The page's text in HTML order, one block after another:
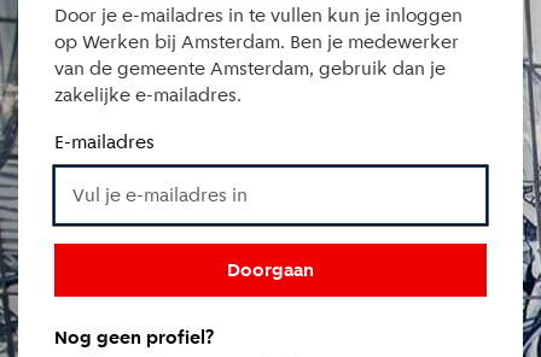
Door je e-mailadres in te vullen kun je inloggen
op Werken bij Amsterdam. Ben je medewerker
van de gemeente Amsterdam, gebruik dan je
zakelijke e-mailadres.
E-mailadres
Doorgaan
Nog geen profiel?